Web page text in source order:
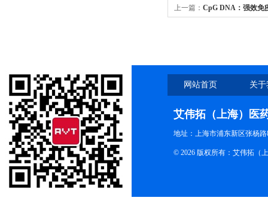
上一篇： CpG DNA：强效免
网站首页 关
艾伟拓（上海）医
地址：上海市浦东新区张杨
© 2026 版权所有：艾伟拓（